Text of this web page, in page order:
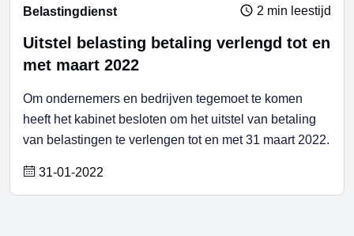
Belastingdienst 2 min leestijd
Uitstel belasting betaling verlengd tot en
met maart 2022
Om ondernemers en bedrijven tegemoet te komen
heeft het kabinet besloten om het uitstel van betaling
van belastingen te verlengen tot en met 31 maart 2022.
31-01-2022